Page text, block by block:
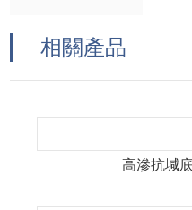
相關產品
高滲抗堿